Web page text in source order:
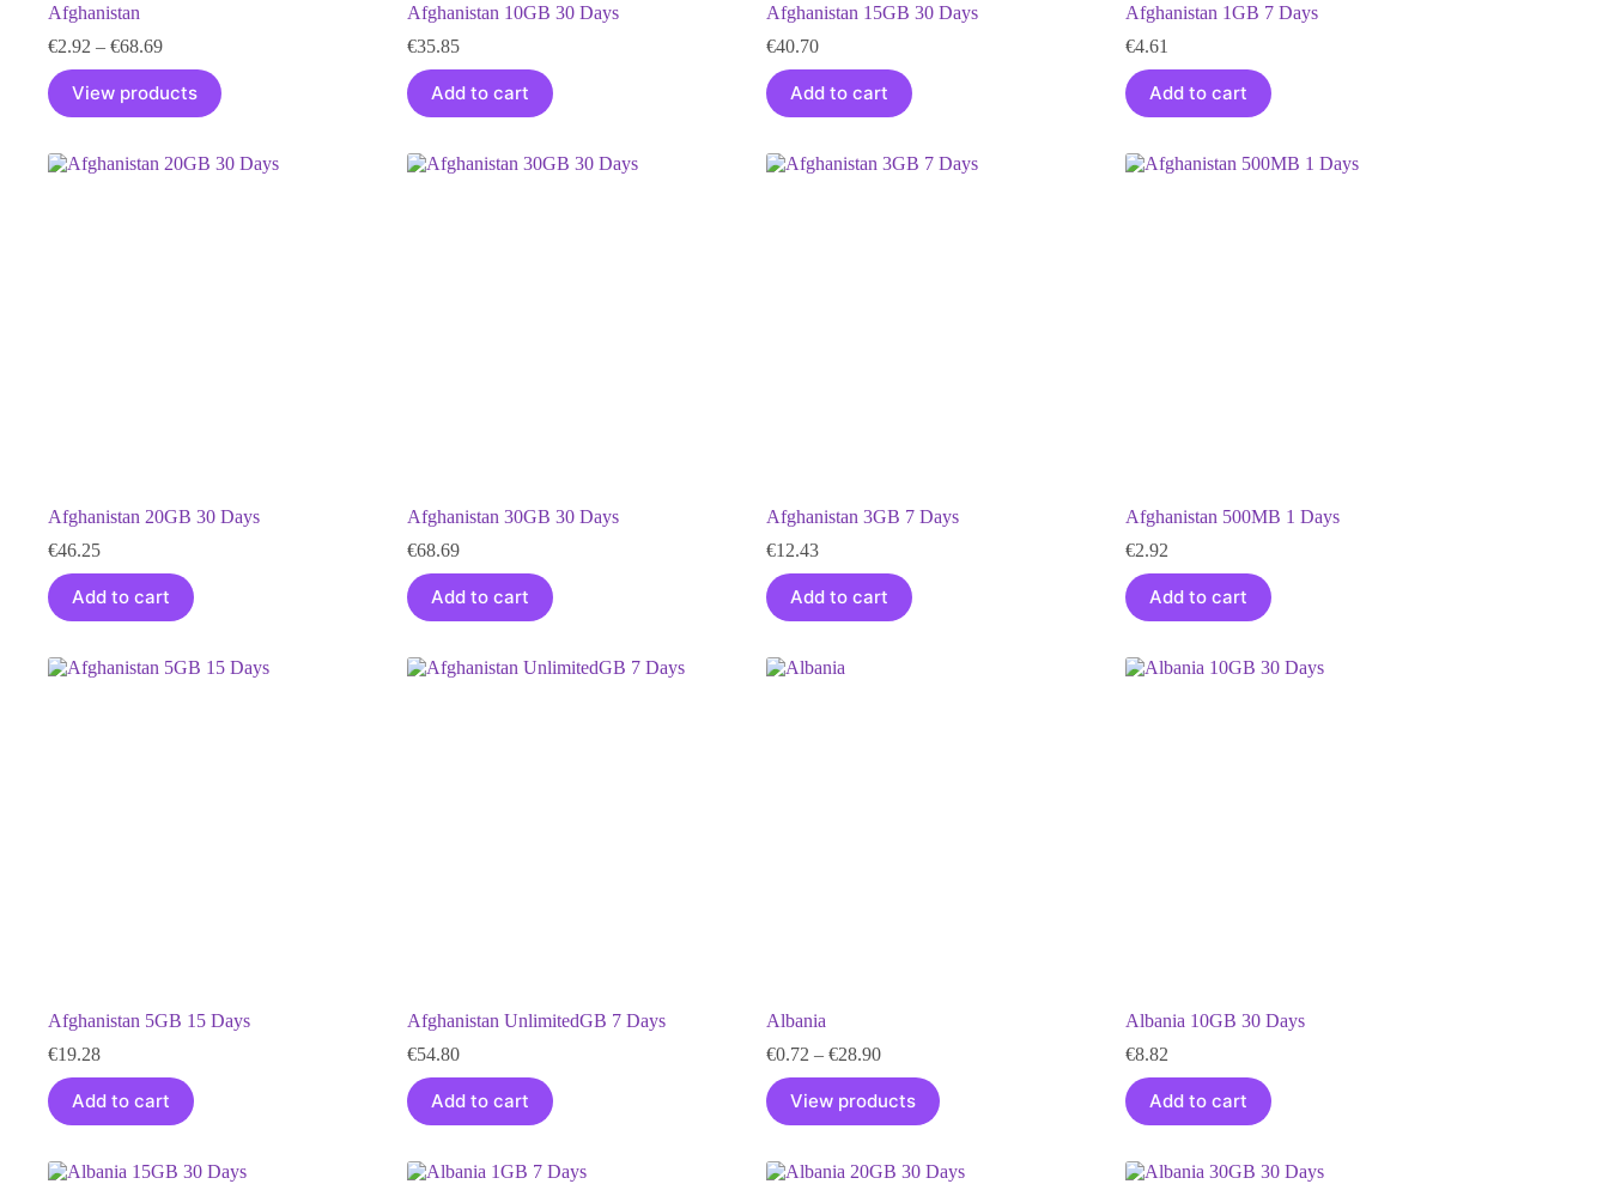
Afghanistan
€2.92 – €68.69Price
range:
€2.92
through
View products
Afghanistan 10GB 30 Days
€35.85
Add to cart
Afghanistan 15GB 30 Days
€40.70
Add to cart
Afghanistan 1GB 7 Days
€4.61
Add to cart
Afghanistan 20GB 30 Days
€46.25
Add to cart
Afghanistan 30GB 30 Days
€68.69
Add to cart
Afghanistan 3GB 7 Days
€12.43
Add to cart
Afghanistan 500MB 1 Days
€2.92
Add to cart
Afghanistan 5GB 15 Days
€19.28
Add to cart
Afghanistan UnlimitedGB 7 Days
€54.80
Add to cart
Albania
€0.72 – €28.90Price
range:
€0.72
through
View products
Albania 10GB 30 Days
€8.82
Add to cart